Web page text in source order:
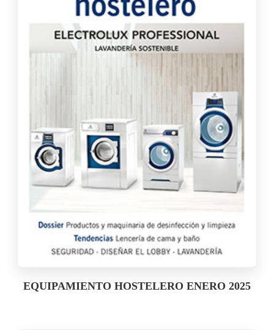
EQUIPAMIENTO HOSTELERO ENERO 2025